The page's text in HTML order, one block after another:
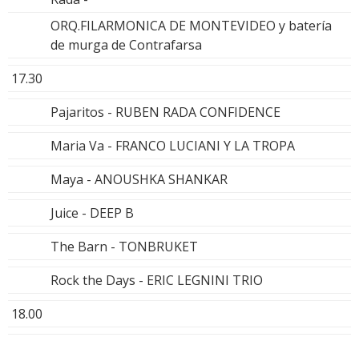
ORQ.FILARMONICA DE MONTEVIDEO y batería
de murga de Contrafarsa
17.30
Pajaritos - RUBEN RADA CONFIDENCE
Maria Va - FRANCO LUCIANI Y LA TROPA
Maya - ANOUSHKA SHANKAR
Juice - DEEP B
The Barn - TONBRUKET
Rock the Days - ERIC LEGNINI TRIO
18.00